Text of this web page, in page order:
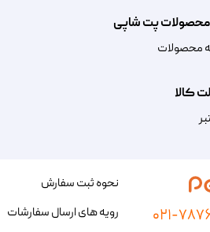
کالا
پت شاپی
محصولات
نحوه ثبت سفارش
رویه های ارسال سفارشات